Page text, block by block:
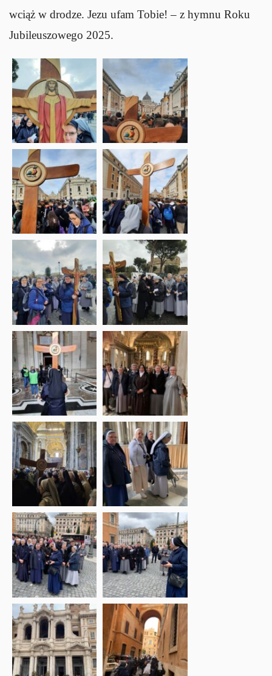
wciąż w drodze. Jezu ufam Tobie! – z hymnu Roku
Jubileuszowego 2025.